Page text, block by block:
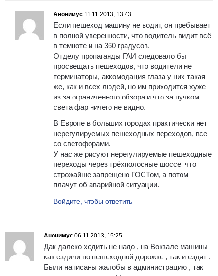
Анонимус 11.11.2013, 13:43
Если пешеход машину не водит, он пребывает
в полной уверенности, что водитель видит всё
в темноте и на 360 градусов.
Отделу пропаганды ГАИ следовало бы
просвещать пешеходов, что водители не
терминаторы, аккомодация глаза у них такая
же, как и всех людей, но им приходится хуже
из за ограниченного обзора и что за пучком
света фар ничего не видно.
В Европе в больших городах практически нет
нерегулируемых пешеходных переходов, все
со светофорами.
У нас же рисуют нерегулируемые пешеходные
переходы через трёхполосные шоссе, что
строжайше запрещено ГОСТом, а потом
плачут об аварийной ситуации.
Войдите, чтобы ответить
Анонимус 06.11.2013, 15:25
Дак далеко ходить не надо , на Вокзале машины
как ездили по пешеходной дорожке , так и ездят .
Были написаны жалобы в администрацию , так